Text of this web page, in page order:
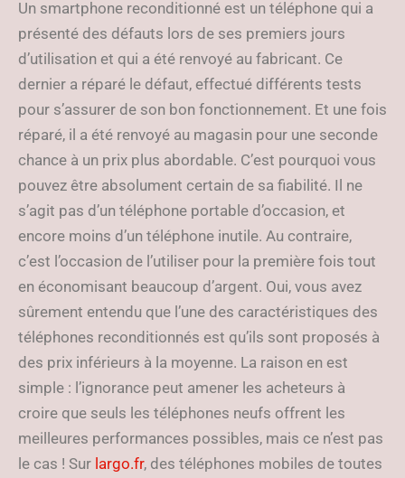
Un smartphone reconditionné est un téléphone qui a
présenté des défauts lors de ses premiers jours
d’utilisation et qui a été renvoyé au fabricant. Ce
dernier a réparé le défaut, effectué différents tests
pour s’assurer de son bon fonctionnement. Et une fois
réparé, il a été renvoyé au magasin pour une seconde
chance à un prix plus abordable. C’est pourquoi vous
pouvez être absolument certain de sa fiabilité. Il ne
s’agit pas d’un téléphone portable d’occasion, et
encore moins d’un téléphone inutile. Au contraire,
c’est l’occasion de l’utiliser pour la première fois tout
en économisant beaucoup d’argent. Oui, vous avez
sûrement entendu que l’une des caractéristiques des
téléphones reconditionnés est qu’ils sont proposés à
des prix inférieurs à la moyenne. La raison en est
simple : l’ignorance peut amener les acheteurs à
croire que seuls les téléphones neufs offrent les
meilleures performances possibles, mais ce n’est pas
le cas ! Sur largo.fr, des téléphones mobiles de toutes